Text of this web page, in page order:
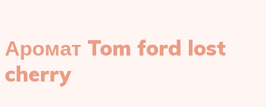
Аромат Tom ford lost
cherry